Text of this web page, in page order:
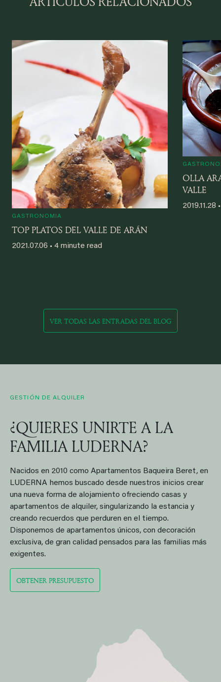
GASTRONOMIA
TOP PLATOS DEL VALLE DE ARÁN
2021.07.06 • 4 minute read
OLLA
VALLE
2019.11.28
VER TODAS LAS ENTRADAS DEL BLOG
GESTIÓN DE ALQUILER
¿QUIERES UNIRTE A LA
FAMILIA LUDERNA?
Nacidos en 2010 como Apartamentos Baqueira Beret, en
LUDERNA hemos buscado desde nuestros inicios crear
una nueva forma de alojamiento ofreciendo casas y
apartamentos de alquiler, singularizando la estancia y
creando recuerdos que perduren en el tiempo.
Disponemos de apartamentos únicos, con decoración
exclusiva, de gran calidad pensados para las familias más
exigentes.
OBTENER PRESUPUESTO